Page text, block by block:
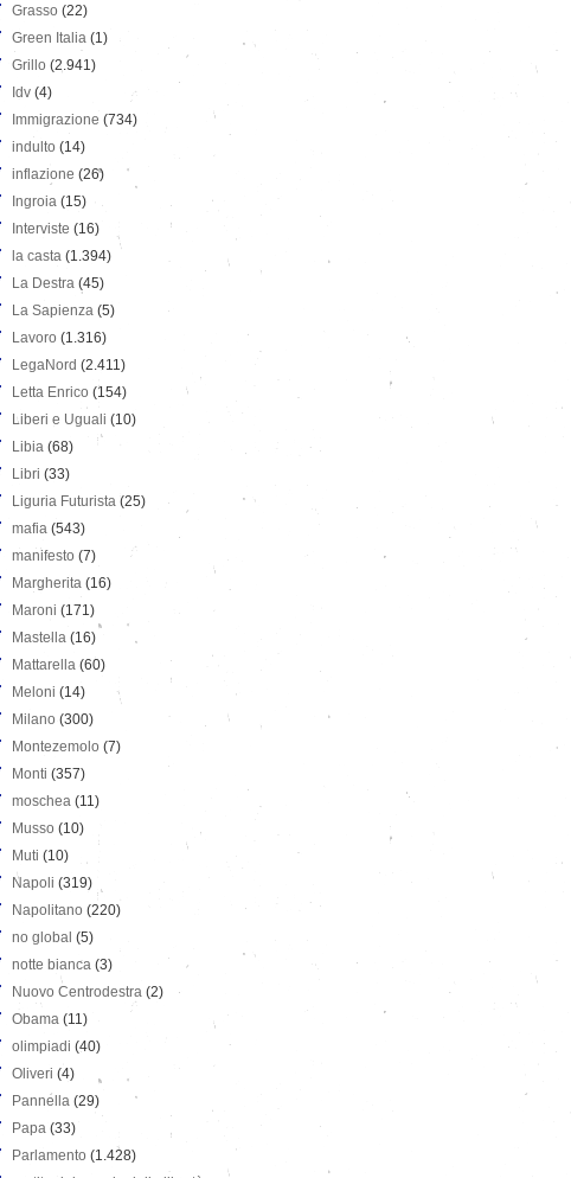
Grasso (22)
Green Italia (1)
Grillo (2.941)
Idv (4)
Immigrazione (734)
indulto (14)
inflazione (26)
Ingroia (15)
Interviste (16)
la casta (1.394)
La Destra (45)
La Sapienza (5)
Lavoro (1.316)
LegaNord (2.411)
Letta Enrico (154)
Liberi e Uguali (10)
Libia (68)
Libri (33)
Liguria Futurista (25)
mafia (543)
manifesto (7)
Margherita (16)
Maroni (171)
Mastella (16)
Mattarella (60)
Meloni (14)
Milano (300)
Montezemolo (7)
Monti (357)
moschea (11)
Musso (10)
Muti (10)
Napoli (319)
Napolitano (220)
no global (5)
notte bianca (3)
Nuovo Centrodestra (2)
Obama (11)
olimpiadi (40)
Oliveri (4)
Pannella (29)
Papa (33)
Parlamento (1.428)